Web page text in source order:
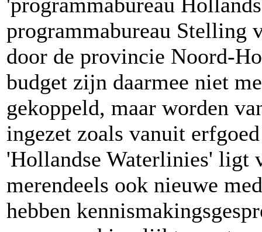
programmabureau Stelling
door de provincie Noord-
budget zijn daarmee niet
gekoppeld, maar worden
ingezet zoals vanuit
'Hollandse Waterlinies' ligt
merendeels ook nieuwe
hebben